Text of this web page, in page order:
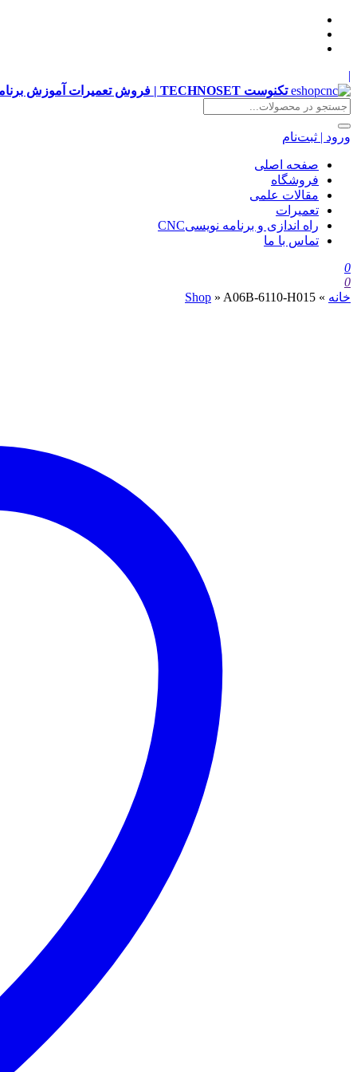
|
تکنوست TECHNOSET | فروش تعمیرات آموزش برنامه نویسی cnc زیمنس فانوک هایدن siemens ,fanuc, heidenhain ,hust, gsk
ورود | ثبت‌نام
صفحه اصلی
فروشگاه
مقالات علمی
تعمیرات
راه اندازی و برنامه نویسیCNC
تماس با ما
0
0
خانه »
Shop » A06B-6110-H015